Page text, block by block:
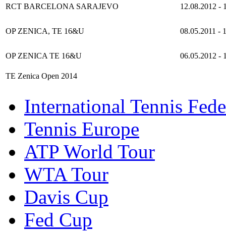
RCT BARCELONA SARAJEVO
12.08.2012 -
OP ZENICA, TE 16&U 08.05.2011 -
OP ZENICA TE 16&U 06.05.2012 -
TE Zenica Open 2014
International Tennis
Tennis Europe
ATP World Tour
WTA Tour
Davis Cup
Fed Cup